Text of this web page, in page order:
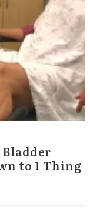
to 1 Thing